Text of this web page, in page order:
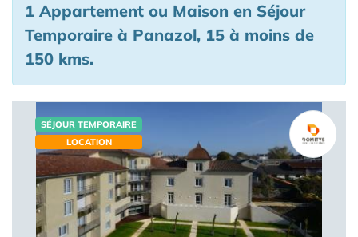
1 Appartement ou Maison en Séjour
Temporaire à Panazol, 15 à moins de
150 kms.
SÉJOUR TEMPORAIRE
LOCATION